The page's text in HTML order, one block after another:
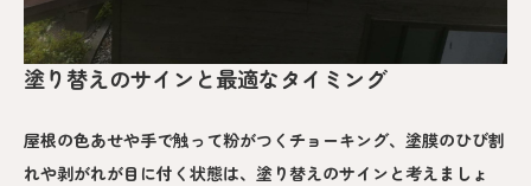
塗り替えのサインと最適なタイミング
屋根の色あせや手で触って粉がつくチョーキング、塗膜のひび割
れや剥がれが目に付く状態は、塗り替えのサインと考えましょ